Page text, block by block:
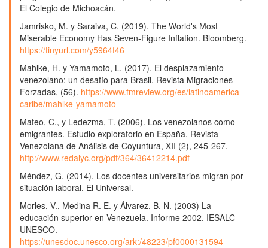
El Colegio de Michoacán.
Jamrisko, M. y Saraiva, C. (2019). The World's Most
Miserable Economy Has Seven-Figure Inflation. Bloomberg.
https://tinyurl.com/y5964f46
Mahlke, H. y Yamamoto, L. (2017). El desplazamiento
venezolano: un desafío para Brasil. Revista Migraciones
Forzadas, (56). https://www.fmreview.org/es/latinoamerica-
caribe/mahlke-yamamoto
Mateo, C., y Ledezma, T. (2006). Los venezolanos como
emigrantes. Estudio exploratorio en España. Revista
Venezolana de Análisis de Coyuntura, XII (2), 245-267.
http://www.redalyc.org/pdf/364/36412214.pdf
Méndez, G. (2014). Los docentes universitarios migran por
situación laboral. El Universal.
Morles, V., Medina R. E. y Álvarez, B. N. (2003) La
educación superior en Venezuela. Informe 2002. IESALC-
UNESCO.
https://unesdoc.unesco.org/ark:/48223/pf0000131594